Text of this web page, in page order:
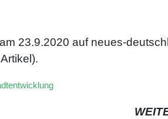
23.9.2020 auf neues-